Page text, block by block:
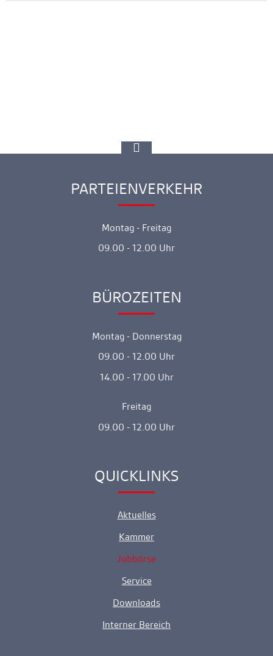
Ankerlink
PARTEIENVERKEHR
Montag - Freitag
09.00 - 12.00 Uhr
Ankerlink
BÜROZEITEN
Montag - Donnerstag
09.00 - 12.00 Uhr
14.00 - 17.00 Uhr
Freitag
09.00 - 12.00 Uhr
Ankerlink
QUICKLINKS
Aktuelles
Kammer
Jobbörse
Service
Downloads
Interner Bereich
zur